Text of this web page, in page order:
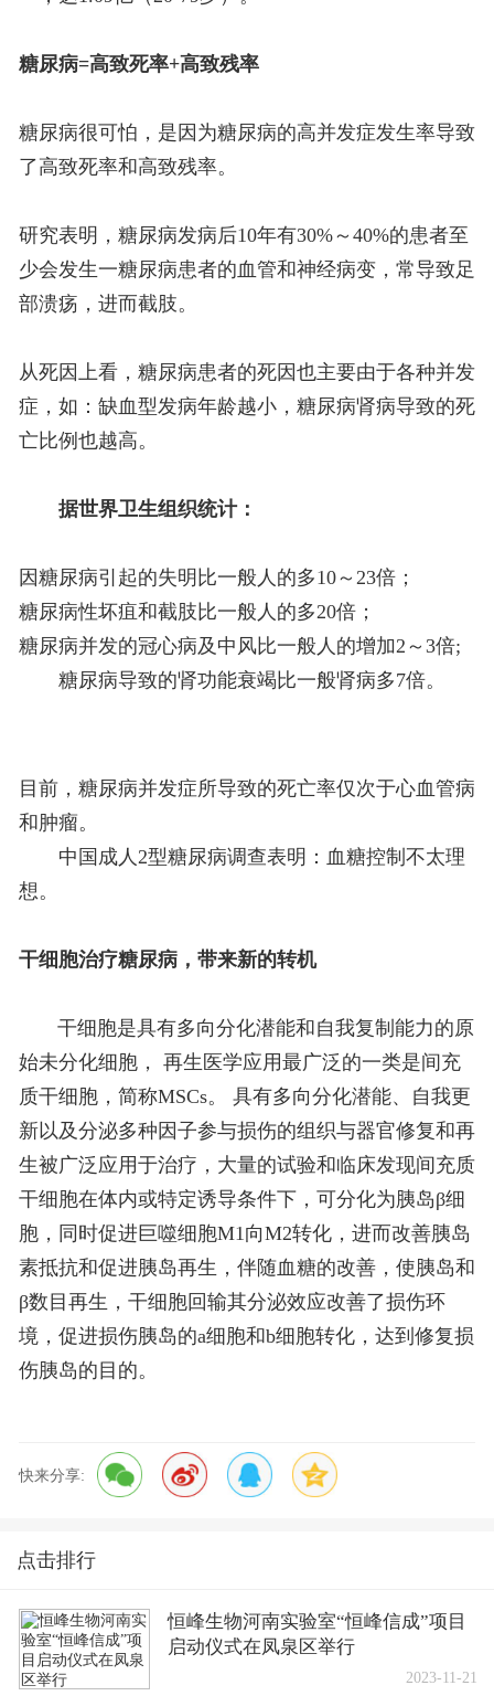
糖尿病=高致死率+高致残率
糖尿病很可怕，是因为糖尿病的高并发症发生率导致
了高致死率和高致残率。
研究表明，糖尿病发病后10年有30%～40%的患者至
少会发生一糖尿病患者的血管和神经病变，常导致足
部溃疡，进而截肢。
从死因上看，糖尿病患者的死因也主要由于各种并发
症，如：缺血型发病年龄越小，糖尿病肾病导致的死
亡比例也越高。
据世界卫生组织统计：
因糖尿病引起的失明比一般人的多10～23倍；
糖尿病性坏疽和截肢比一般人的多20倍；
糖尿病并发的冠心病及中风比一般人的增加2～3倍;
糖尿病导致的肾功能衰竭比一般肾病多7倍。
目前，糖尿病并发症所导致的死亡率仅次于心血管病
和肿瘤。
中国成人2型糖尿病调查表明：血糖控制不太理
想。
干细胞治疗糖尿病，带来新的转机
干细胞是具有多向分化潜能和自我复制能力的原
始未分化细胞， 再生医学应用最广泛的一类是间充
质干细胞，简称MSCs。 具有多向分化潜能、自我更
新以及分泌多种因子参与损伤的组织与器官修复和再
生被广泛应用于治疗，大量的试验和临床发现间充质
干细胞在体内或特定诱导条件下，可分化为胰岛β细
胞，同时促进巨噬细胞M1向M2转化，进而改善胰岛
素抵抗和促进胰岛再生，伴随血糖的改善，使胰岛和
β数目再生，干细胞回输其分泌效应改善了损伤环
境，促进损伤胰岛的a细胞和b细胞转化，达到修复损
伤胰岛的目的。
快来分享:
点击排行
恒峰生物河南实验室“恒峰信成”项目
启动仪式在凤泉区举行
2023-11-21